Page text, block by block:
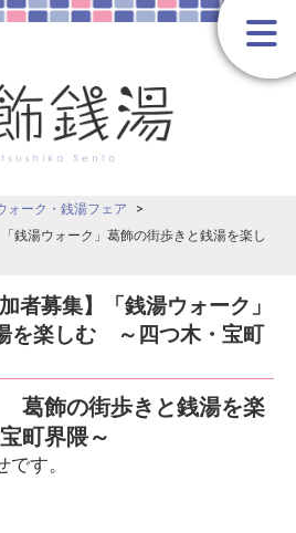
ォーク・銭湯フェア
銭湯ウォーク」葛飾の街歩きと銭湯を楽し
者募集】「銭湯ウォーク」
を楽しむ ～四つ木・宝町
葛飾の街歩きと銭湯を楽
町界隈～
す。